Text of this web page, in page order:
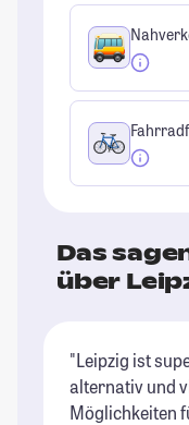
Das
über
"Leipzig ist
alternativ und
Möglichkeiten